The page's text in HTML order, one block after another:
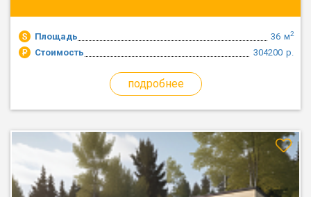
Площадь м2
36
Стоимость
р.
304200
подробнее